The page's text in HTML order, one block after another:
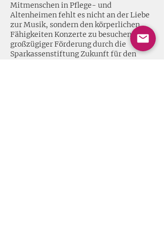
Mitmenschen in Pflege- und
Altenheimen fehlt es nicht an der Liebe
zur Musik, sondern den körperlichen
Fähigkeiten Konzerte zu besuchen. Dank
großzügiger Förderung durch die
Sparkassenstiftung Zukunft für den